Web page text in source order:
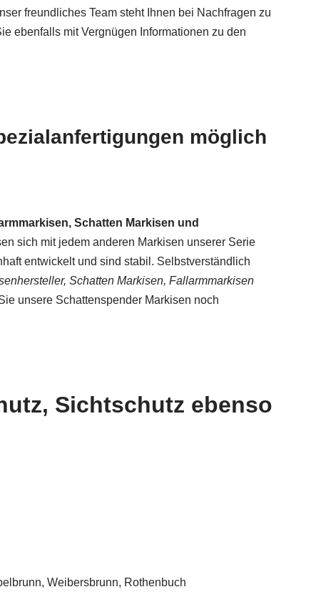
freundliches Team steht Ihnen bei Nachfragen zu
ebenfalls mit Vergnügen Informationen zu den
möglich
Schatten Markisen und
sich mit jedem anderen Markisen unserer Serie
entwickelt und sind stabil. Selbstverständlich
Schatten Markisen, Fallarmmarkisen
unsere Schattenspender Markisen noch
Sichtschutz ebenso
Weibersbrunn, Rothenbuch